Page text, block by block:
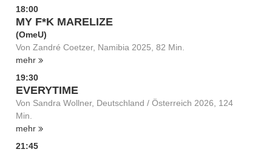
18:00
MY F*K MARELIZE
(OmeU)
Von Zandré Coetzer, Namibia 2025, 82 Min.
mehr
19:30
EVERYTIME
Von Sandra Wollner, Deutschland / Österreich 2026, 124
Min.
mehr
21:45